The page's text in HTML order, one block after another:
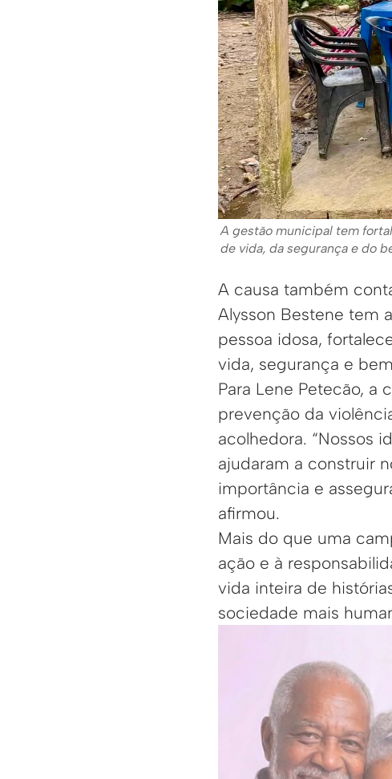
A gestão municipal tem
de vida, da segurança e do
A causa também
Alysson Bestene tem
pessoa idosa,
vida, segurança e
Para Lene Petecão, a
prevenção da
acolhedora. “Nossos
ajudaram a construir
importância e
afirmou.
Mais do que uma
ação e à
vida inteira de
sociedade mais